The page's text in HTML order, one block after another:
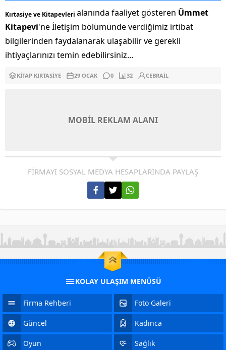
Kırtasiye ve Kitapevleri alanında faaliyet gösteren Ümmet
Kitapevi'ne İletişim bölümünde verdiğimiz irtibat
bilgilerinden faydalanarak ulaşabilir ve gerekli
ihtiyaçlarınızı temin edebilirsiniz…
KITAP KIRTASIYE 29 OCAK 0 32 CEBRAIL
MOBİL REKLAM ALANI
FİRMAYI SOSYAL MEDYA HESAPLARINDA PAYLAŞ
KOLAY ULAŞIM MENÜSÜ
Firma Rehberi Foto Galeri
Güncel Kadınca
Oyun Sağlık